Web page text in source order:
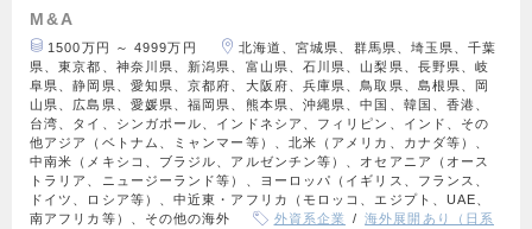
M&A
1500万円 ～ 4999万円
北海道、宮城県、群馬県、埼玉県、千葉
県、東京都、神奈川県、新潟県、富山県、石川県、山梨県、長野県、岐
阜県、静岡県、愛知県、京都府、大阪府、兵庫県、鳥取県、島根県、岡
山県、広島県、愛媛県、福岡県、熊本県、沖縄県、中国、韓国、香港、
台湾、タイ、シンガポール、インドネシア、フィリピン、インド、その
他アジア（ベトナム、ミャンマー等）、北米（アメリカ、カナダ等）、
中南米（メキシコ、ブラジル、アルゼンチン等）、オセアニア（オース
トラリア、ニュージーランド等）、ヨーロッパ（イギリス、フランス、
ドイツ、ロシア等）、中近東・アフリカ（モロッコ、エジプト、UAE、
南アフリカ等）、その他の海外
外資系企業
海外展開あり（日系